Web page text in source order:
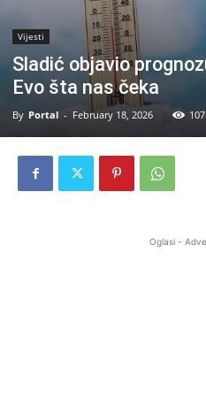
Vijesti
Sladić objavio
Evo šta nas čeka
By Portal - February 18, 2026 107
Oglasi -